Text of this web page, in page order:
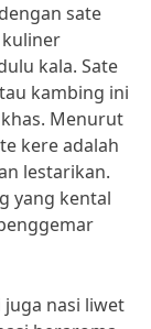
sate
kuliner
kala. Sate
kambing ini
Menurut
kere adalah
lestarikan.
yang kental
juga nasi liwet